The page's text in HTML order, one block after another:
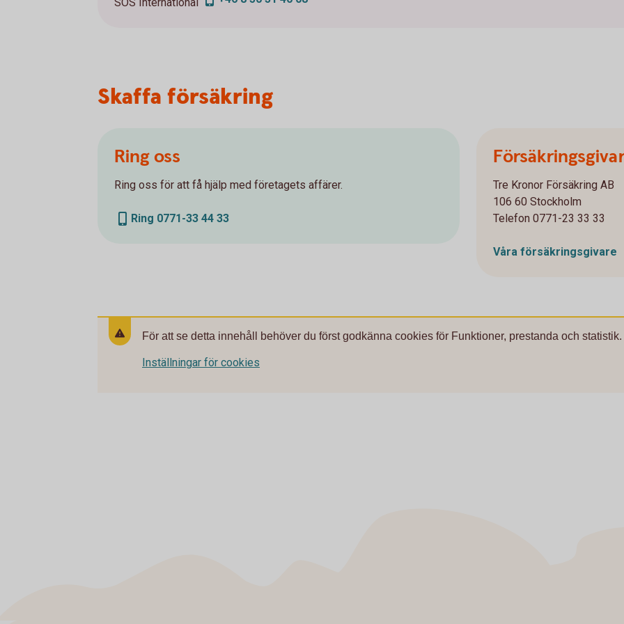
Skaffa försäkring
Ring oss
Ring oss för att få hjälp med företagets affärer.
Ring 0771-33 44 33
Tre Kronor Försäkring AB
106 60 Stockholm
Telefon 0771-23 33 33
Våra försäkringsgivare
För att se detta innehåll behöver du först godkänna cookies för Funktioner, prestanda och statistik.
Inställningar för cookies